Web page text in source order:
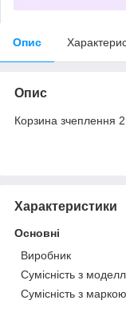
Опис
Опис
Корзина зчеплення
Характеристики
Основні
Виробник
Сумісність з
Сумісність з маркою